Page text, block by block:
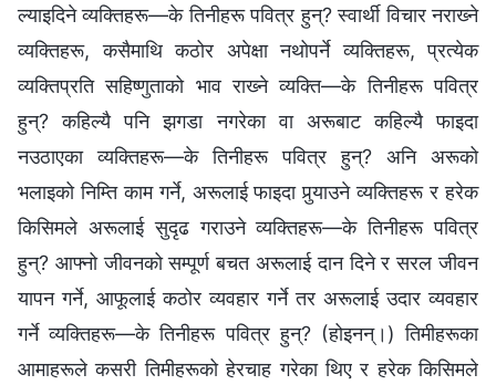
ल्याइदिने व्यक्तिहरू—के तिनीहरू पवित्र हुन्? स्वार्थी विचार नराख्‍ने
व्यक्तिहरू, कसैमाथि कठोर अपेक्षा नथोपर्ने व्यक्तिहरू, प्रत्येक
व्यक्तिप्रति सहिष्‍णुताको भाव राख्‍ने व्यक्ति—के तिनीहरू पवित्र
हुन्? कहिल्यै पनि झगडा नगरेका वा अरूबाट कहिल्यै फाइदा
नउठाएका व्यक्तिहरू—के तिनीहरू पवित्र हुन्? अनि अरूको
भलाइको निम्ति काम गर्ने, अरूलाई फाइदा पुर्‍याउने व्यक्तिहरू र हरेक
किसिमले अरूलाई सुदृढ गराउने व्यक्तिहरू—के तिनीहरू पवित्र
हुन्? आफ्नो जीवनको सम्पूर्ण बचत अरूलाई दान दिने र सरल जीवन
यापन गर्ने, आफूलाई कठोर व्यवहार गर्ने तर अरूलाई उदार व्यवहार
गर्ने व्यक्तिहरू—के तिनीहरू पवित्र हुन्? (होइनन्।) तिमीहरूका
आमाहरूले कसरी तिमीहरूको हेरचाह गरेका थिए र हरेक किसिमले